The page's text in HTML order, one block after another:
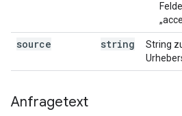
source string
String
Anfragetext